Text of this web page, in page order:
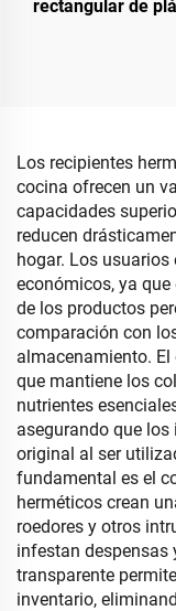
rectangular de
Los recipientes
cocina ofrecen un
capacidades
reducen
hogar. Los
económicos, ya
de los productos
comparación con
almacenamiento.
que mantiene los
nutrientes
asegurando que
original al ser
fundamental es el
herméticos crean
roedores y otros
infestan despensas
transparente
inventario,